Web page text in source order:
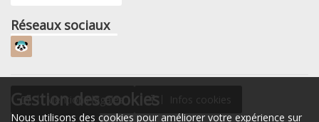
Gestion des cookies
Nous utilisons des cookies pour améliorer votre expérience sur
Réseaux sociaux
Mentions légales Infos cookies